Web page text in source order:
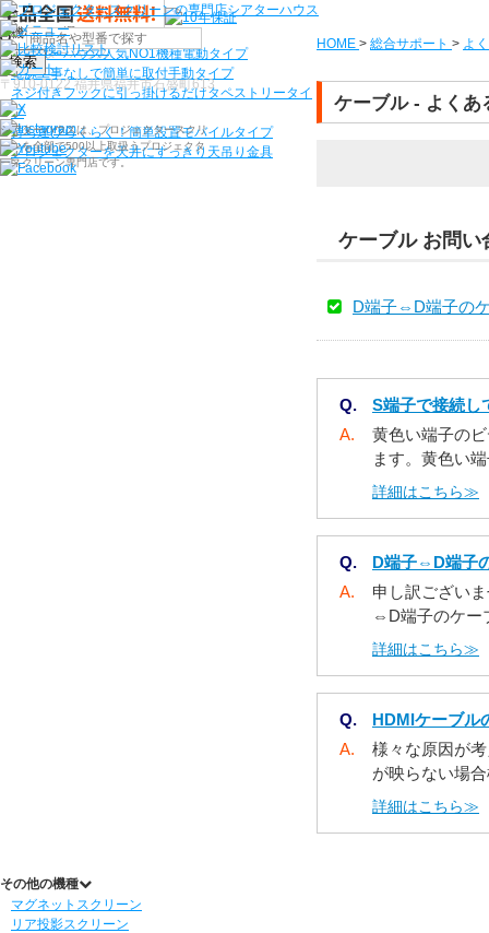
検索
HOME > 総合サポート > よ
ケーブル - よくあ
Q.
S端子で接続し
A.
黄色い端子の
ます。黄色い
詳細はこちら≫
Q.
D端子⇔D端子
A.
申し訳ござい
⇔D端子のケー
詳細はこちら≫
Q.
HDMIケーブル
A.
様々な原因が
が映らない場
詳細はこちら≫
ケーブル お問い
D端子⇔D端子の
機種から選ぶ
シアターハウス人気NO1機種電動タイプ
電源工事なしで簡単に取付手動タイプ
ネジ付きフックに引っ掛けるだけタペストリータイ
プ
持ち運びらくらく！簡単設置モバイルタイプ
プロジェクターを天井にすっきり 天吊り金具
その他の機種
マグネットスクリーン
リア投影スクリーン
〒910-0122 福井県福井市石盛町613
シアターハウスは、プロジェクタースクリ
ーンを全部で500以上取扱うプロジェクタ
ースクリーン専門店です。